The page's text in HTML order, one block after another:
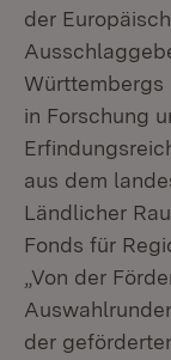
der
Württembergs
in Forschung
aus dem
Ländlicher
Fonds für
„Von der
der